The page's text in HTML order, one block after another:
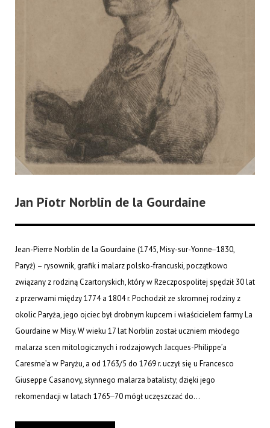
Jan Piotr Norblin de la Gourdaine
Jean-Pierre Norblin de la Gourdaine (1745, Misy-sur-Yonne‒1830,
Paryż) – rysownik, grafik i malarz polsko-francuski, początkowo
związany z rodziną Czartoryskich, który w Rzeczpospolitej spędził 30 lat
z przerwami między 1774 a 1804 r. Pochodził ze skromnej rodziny z
okolic Paryża, jego ojciec był drobnym kupcem i właścicielem farmy La
Gourdaine w Misy. W wieku 17 lat Norblin został uczniem młodego
malarza scen mitologicznych i rodzajowych Jacques-Philippe’a
Caresme’a w Paryżu, a od 1763/5 do 1769 r. uczył się u Francesco
Giuseppe Casanovy, słynnego malarza batalisty; dzięki jego
rekomendacji w latach 1765‒70 mógł uczęszczać do...